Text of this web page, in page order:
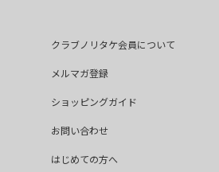
クラブノリタケ会員について
メルマガ登録
ショッピングガイド
お問い合わせ
はじめての方へ